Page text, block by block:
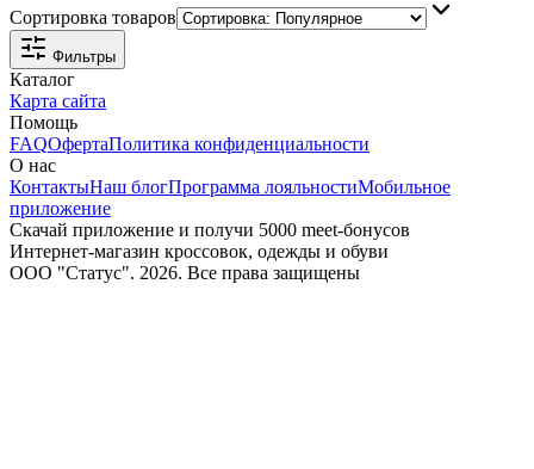
Сортировка товаров
Фильтры
Каталог
Карта сайта
Помощь
FAQОфертаПолитика конфиденциальности
О нас
КонтактыНаш блогПрограмма лояльностиМобильное
приложение
Скачай приложение и получи 5000 meet-бонусов
Интернет-магазин кроссовок, одежды и обуви
ООО "Статус". 2026. Все права защищены